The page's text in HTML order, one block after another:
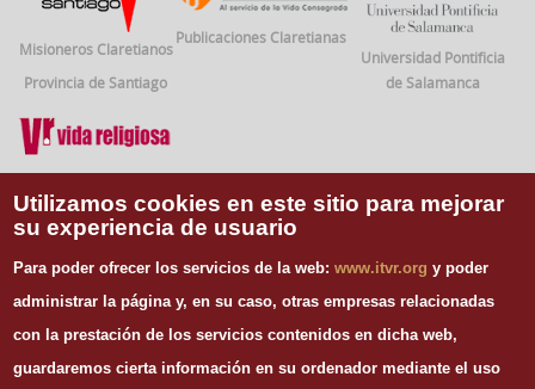
Misioneros Claretianos
Provincia de Santiago
Publicaciones Claretianas
Universidad Pontificia
de Salamanca
Instituto Teológico de Vida Religiosa
Escuela Regina Apostolorum
28008 Madrid
Utilizamos cookies en este sitio para mejorar
su experiencia de usuario
Para poder ofrecer los servicios de la web:www.itvr.org y poder
administrar la página y, en su caso, otras empresas relacionadas
con la prestación de los servicios contenidos en dicha web,
guardaremos cierta información en su ordenador mediante el uso